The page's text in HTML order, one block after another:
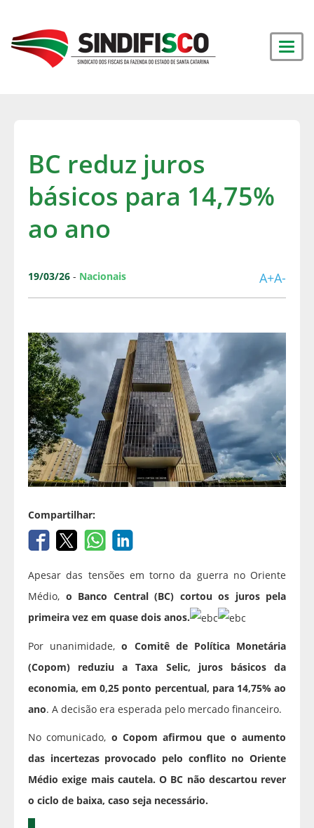
BC reduz juros
básicos para 14,75%
ao ano
19/03/26 - Nacionais A+A-
Compartilhar:
Apesar das tensões em torno da guerra no Oriente
Médio, o Banco Central (BC) cortou os juros pela
primeira vez em quase dois anos.
Por unanimidade, o Comitê de Política Monetária
(Copom) reduziu a Taxa Selic, juros básicos da
economia, em 0,25 ponto percentual, para 14,75% ao
ano. A decisão era esperada pelo mercado financeiro.
No comunicado, o Copom afirmou que o aumento
das incertezas provocado pelo conflito no Oriente
Médio exige mais cautela. O BC não descartou rever
o ciclo de baixa, caso seja necessário.